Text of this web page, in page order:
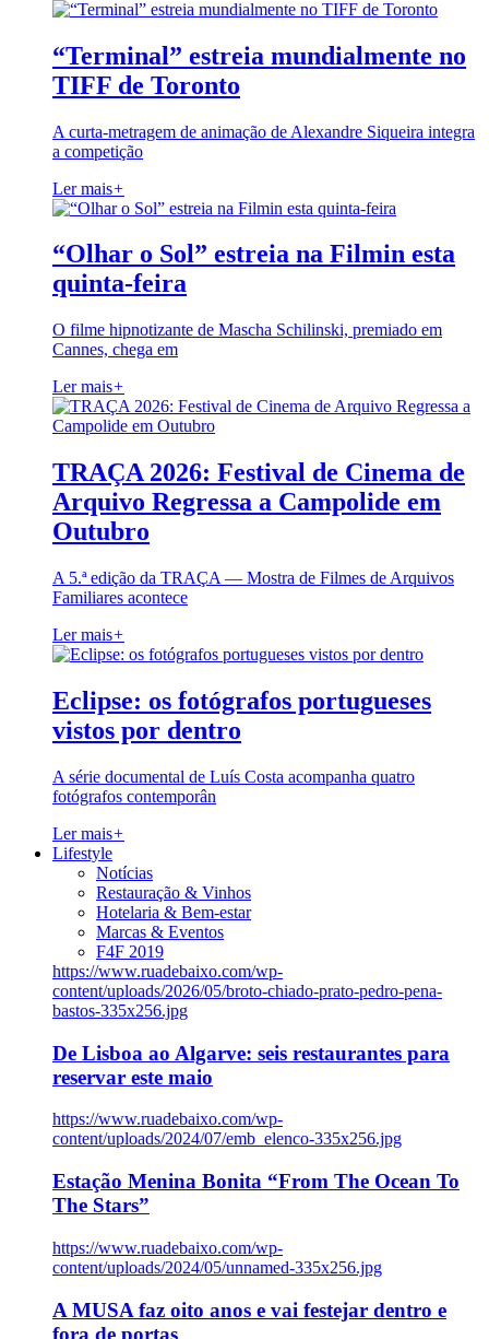
“Terminal” estreia mundialmente no
TIFF de Toronto
A curta-metragem de animação de Alexandre Siqueira integra
a competição
Ler mais+
“Olhar o Sol” estreia na Filmin esta
quinta-feira
O filme hipnotizante de Mascha Schilinski, premiado em
Cannes, chega em
Ler mais+
TRAÇA 2026: Festival de Cinema de
Arquivo Regressa a Campolide em
Outubro
A 5.ª edição da TRAÇA — Mostra de Filmes de Arquivos
Familiares acontece
Ler mais+
Eclipse: os fotógrafos portugueses
vistos por dentro
A série documental de Luís Costa acompanha quatro
fotógrafos contemporân
Ler mais+
Lifestyle
Notícias
Restauração & Vinhos
Hotelaria & Bem-estar
Marcas & Eventos
F4F 2019
https://www.ruadebaixo.com/wp-
content/uploads/2026/05/broto-chiado-prato-pedro-pena-
bastos-335x256.jpg
De Lisboa ao Algarve: seis restaurantes para
reservar este maio
https://www.ruadebaixo.com/wp-
content/uploads/2024/07/emb_elenco-335x256.jpg
Estação Menina Bonita “From The Ocean To
The Stars”
https://www.ruadebaixo.com/wp-
content/uploads/2024/05/unnamed-335x256.jpg
A MUSA faz oito anos e vai festejar dentro e
fora de portas